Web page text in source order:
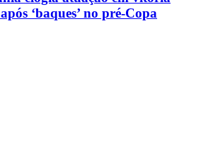
‘baques’ no pré-Copa